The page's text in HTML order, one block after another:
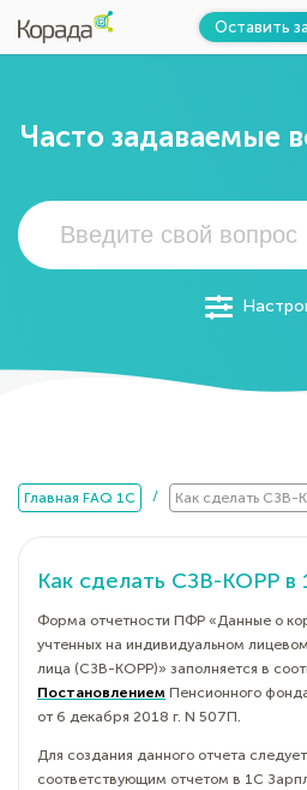
Оставить
Часто задаваемые
Главная FAQ 1C / Как сделать СЗВ-
Как сделать СЗВ-КОРР в
Форма отчетности ПФР «Данные о
учтенных на индивидуальном
лица (СЗВ-КОРР)» заполняется в
Постановлением Пенсионного
от 6 декабря 2018 г. N 507П.
Для создания данного отчета
соответствующим отчетом в 1С